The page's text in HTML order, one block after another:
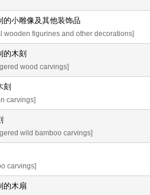
的小雕像及其他装饰品
wooden figurines and other decorations]
的木刻
wood carvings]
刻
carvings]
wild bamboo carvings]
carvings]
的木扇